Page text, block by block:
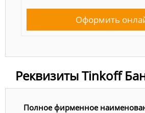
Оформить
Реквизиты Tinkoff
Полное фирменное